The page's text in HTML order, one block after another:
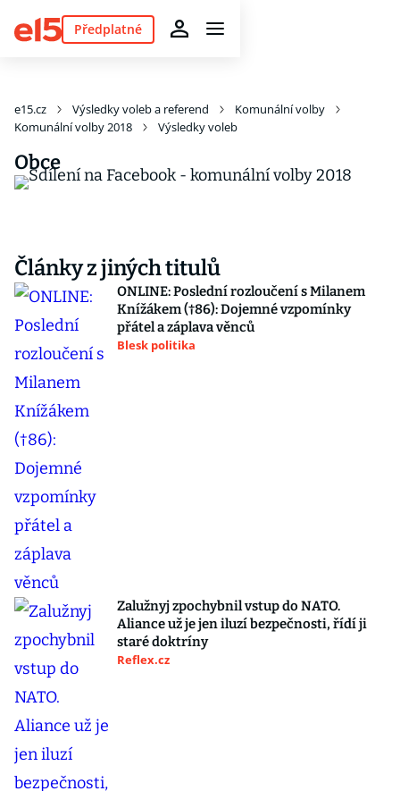
Předplatné
e15.cz Výsledky voleb a referend
Komunální volby
Komunální volby 2018
Výsledky voleb
Obce
Články z jiných titulů
ONLINE: Poslední rozloučení s Milanem
Knížákem (†86): Dojemné vzpomínky
přátel a záplava věnců
Blesk politika
Zalužnyj zpochybnil vstup do NATO.
Aliance už je jen iluzí bezpečnosti, řídí ji
staré doktríny
Reflex.cz